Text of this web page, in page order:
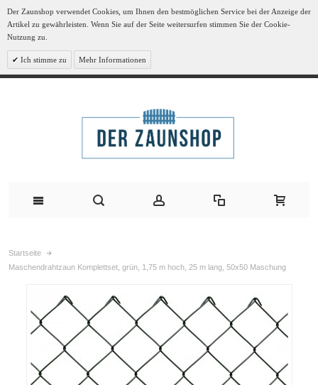
Der Zaunshop verwendet Cookies, um Ihnen den bestmöglichen Service bei der Anzeige der
Artikel zu gewährleisten. Wenn Sie auf der Seite weitersurfen stimmen Sie der Cookie-
Nutzung zu.
Ich stimme zu Mehr Informationen
Startseite
Maschendrahtzaun Komplettset, grün, 1,75 m hoch, 25 m lang, 50x50 Maschung